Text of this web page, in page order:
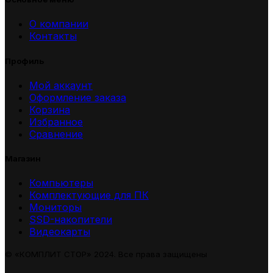
О компании
Контакты
Мой аккаунт
Оформление заказа
Корзина
Избранное
Сравнение
Компьютеры
Комплектующие для ПК
Мониторы
SSD-накопители
Видеокарты